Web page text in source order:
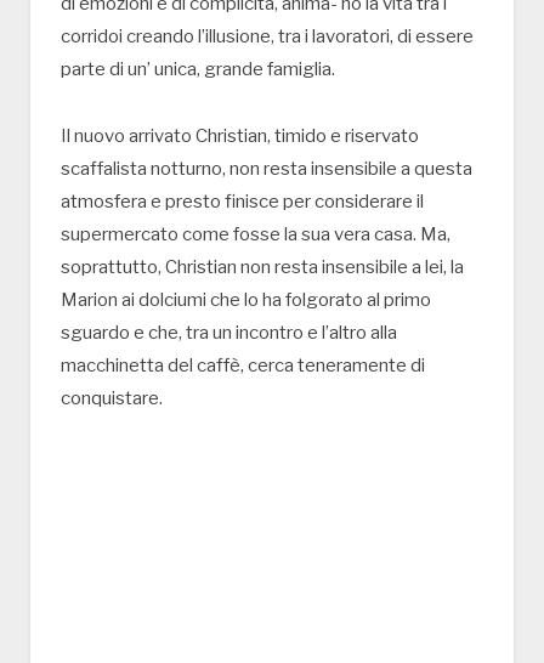
corridoi creando l’illusione, tra i lavoratori, di essere
parte di un’ unica, grande famiglia.
Il nuovo arrivato Christian, timido e riservato
scaffalista notturno, non resta insensibile a questa
atmosfera e presto finisce per considerare il
supermercato come fosse la sua vera casa. Ma,
soprattutto, Christian non resta insensibile a lei, la
Marion ai dolciumi che lo ha folgorato al primo
sguardo e che, tra un incontro e l’altro alla
macchinetta del caffè, cerca teneramente di
conquistare.